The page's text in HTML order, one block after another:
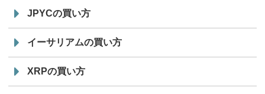
JPYCの買い方
イーサリアムの買い方
XRPの買い方